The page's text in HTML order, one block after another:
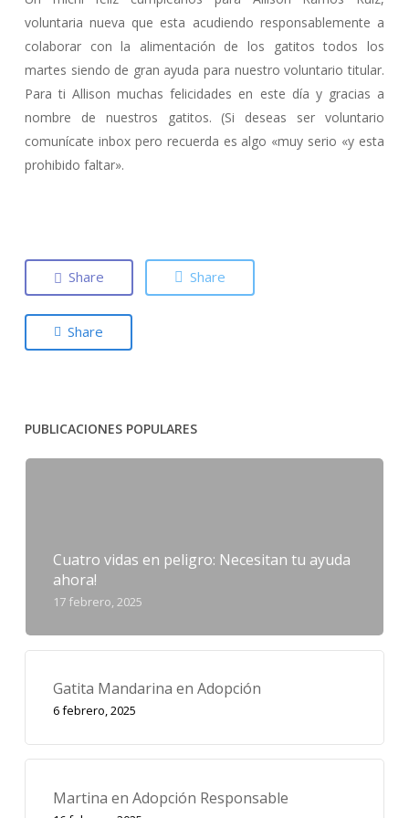
voluntaria nueva que esta acudiendo responsablemente a
colaborar con la alimentación de los gatitos todos los
martes siendo de gran ayuda para nuestro voluntario titular.
Para ti Allison muchas felicidades en este día y gracias a
nombre de nuestros gatitos. (Si deseas ser voluntario
comunícate inbox pero recuerda es algo «muy serio «y esta
prohibido faltar».
Share Share
Share
PUBLICACIONES POPULARES
Cuatro vidas en peligro: Necesitan tu ayuda
ahora!
17 febrero, 2025
Gatita Mandarina en Adopción
6 febrero, 2025
Martina en Adopción Responsable